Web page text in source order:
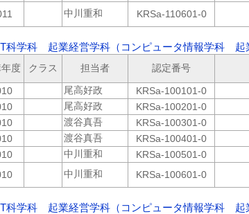
中川重和 KRSa-110601-0
科学科 起業経営学科（コンピュータ情報学科
年度 クラス 担当者 認定番号
尾高好政
KRSa-100101-0
尾高好政
KRSa-100201-0
渡谷真吾
KRSa-100301-0
渡谷真吾
KRSa-100401-0
中川重和
KRSa-100501-0
中川重和 KRSa-100601-0
科学科 起業経営学科（コンピュータ情報学科